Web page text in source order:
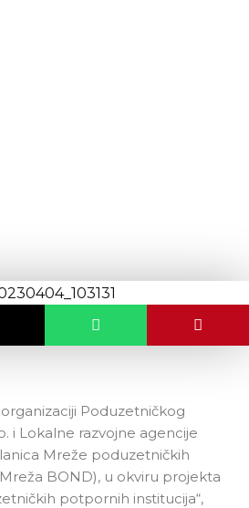
Poduzetničkog
i Lokalne razvojne agencije
Mreže poduzetničkih
BOND), u okviru projekta
potpornih institucija“,